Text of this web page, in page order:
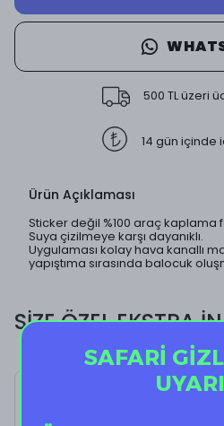
500 TL üzeri
14 gün içinde
Ürün Açıklaması
Sticker değil %100 araç kaplama
Suya çizilmeye karşı dayanıklı.
Uygulaması kolay hava kanallı
yapıştıma sırasında balocuk
SİZE ÖZEL EKSTRA
SAFARİ